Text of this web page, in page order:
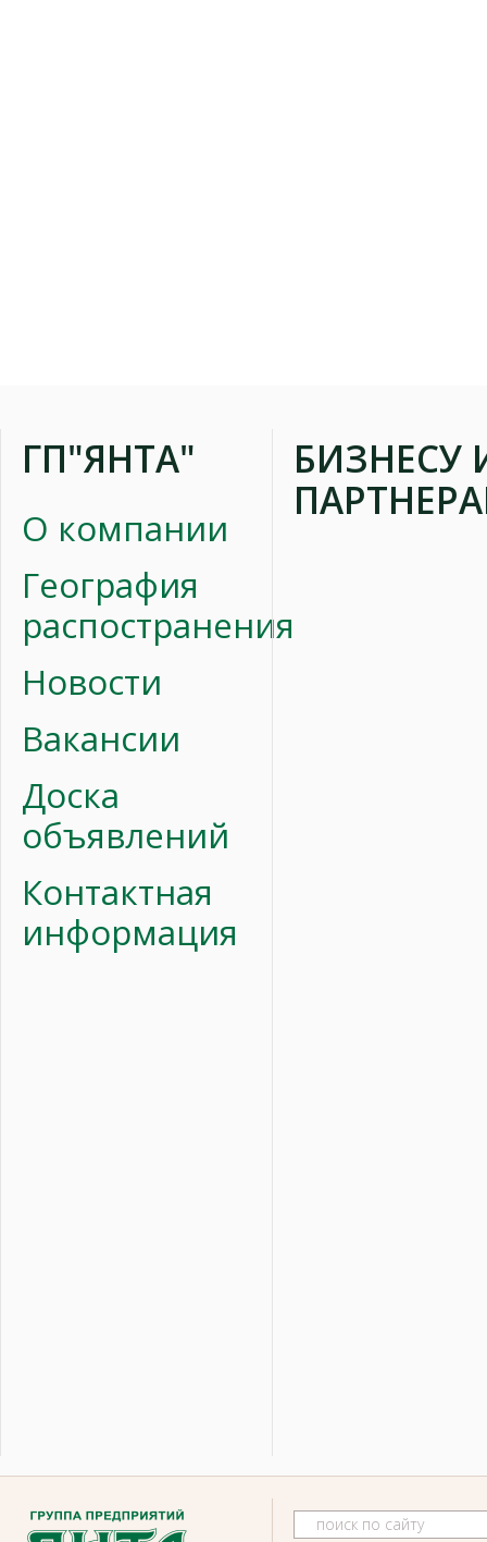
ГП"ЯНТА"
О компании
География
распостранения
Новости
Вакансии
Доска
объявлений
Контактная
информация
БИЗНЕСУ